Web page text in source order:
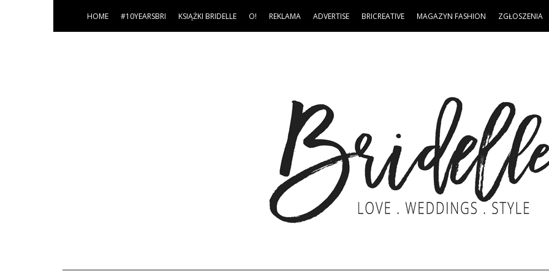
HOME #10YEARSBRI KSIĄŻKI BRIDELLE O! REKLAMA ADVERTISE BRICREATIVE MAGAZYN FASHION ZGŁOSZENIA